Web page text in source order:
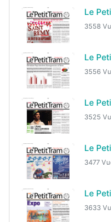
Le
3558
Le
3556
Le
3525
Le
3477
Le
3633